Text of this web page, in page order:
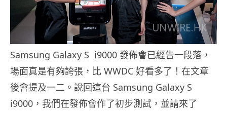
Samsung Galaxy S i9000 發佈會已經告一段落，
場面真是有夠誇張，比 WWDC 好看多了！在文章
後會提及一二。說回這台 Samsung Galaxy S
i9000，我們在發佈會作了初步測試，並請來了